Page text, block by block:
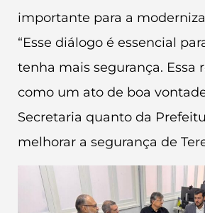
importante para a
“Esse diálogo é essencial
tenha mais segurança. Essa
como um ato de boa
Secretaria quanto da
melhorar a segurança de